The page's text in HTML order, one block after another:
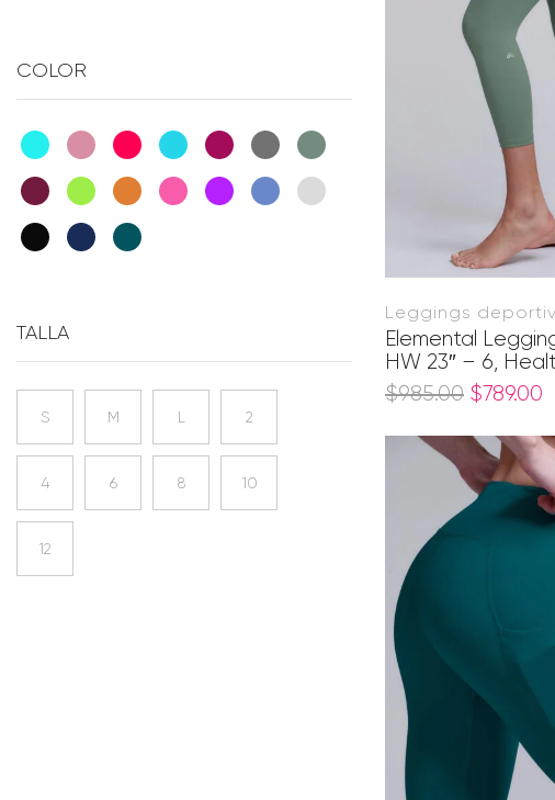
COLOR
TALLA
S M L 2
4 6 8 10
12
Leggings
Elemental
HW 23″ – 6,
$985.00 $789.00